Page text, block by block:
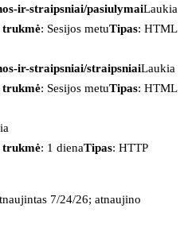
ir-straipsniai/pasiulymaiLaukia
trukmė: Sesijos metuTipas: HTML
ir-straipsniai/straipsniaiLaukia
trukmė: Sesijos metuTipas: HTML
trukmė: 1 dienaTipas: HTTP
7/24/26; atnaujino